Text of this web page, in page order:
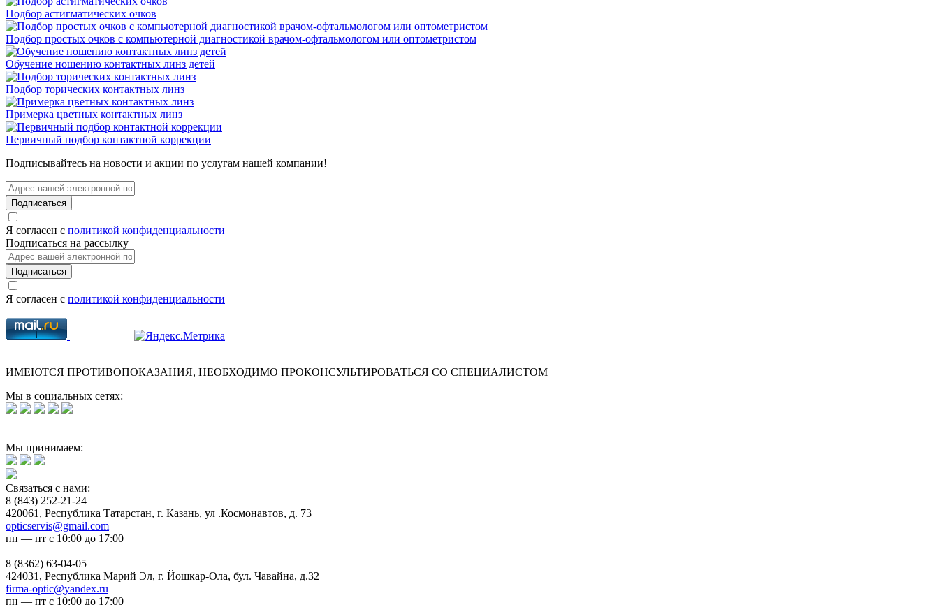
Подбор астигматических очков
Подбор простых очков с компьютерной диагностикой врачом-офтальмологом или оптометристом
Обучение ношению контактных линз детей
Подбор торических контактных линз
Примерка цветных контактных линз
Первичный подбор контактной коррекции
Подписывайтесь на новости и акции по услугам нашей компании!
Подписаться
Я согласен с политикой конфиденциальности
Подписаться на рассылку
Подписаться
Я согласен с политикой конфиденциальности
ИМЕЮТСЯ ПРОТИВОПОКАЗАНИЯ, НЕОБХОДИМО ПРОКОНСУЛЬТИРОВАТЬСЯ СО СПЕЦИАЛИСТОМ
Мы в социальных сетях:
Мы принимаем:
Связаться с нами:
8 (843) 252-21-24
420061, Республика Татарстан, г. Казань, ул .Космонавтов, д. 73
opticservis@gmail.com
пн — пт с 10:00 до 17:00
8 (8362) 63-04-05
424031, Республика Марий Эл, г. Йошкар-Ола, бул. Чавайна, д.32
firma-optic@yandex.ru
пн — пт с 10:00 до 17:00